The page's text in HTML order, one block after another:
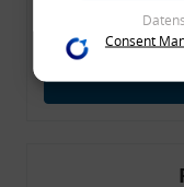
im Rahmen
(bspw.
Nutzung von
widerrufen,
unten klicken
Consent